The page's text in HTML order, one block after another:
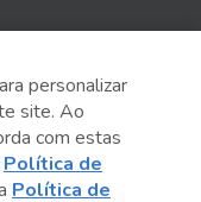
Paulo
personalizar
site. Ao
com estas
Política de
Política de